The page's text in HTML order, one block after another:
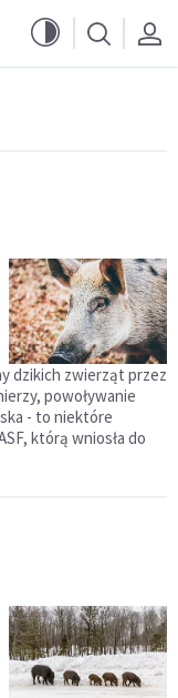
dzikich zwierząt przez
powoływanie
- to niektóre
którą wniosła do